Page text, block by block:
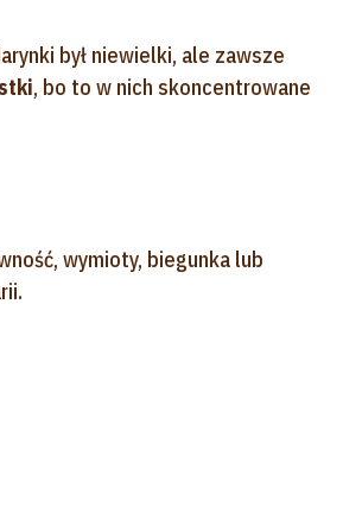
był niewielki, ale zawsze
, bo to w nich skoncentrowane
wymioty, biegunka lub